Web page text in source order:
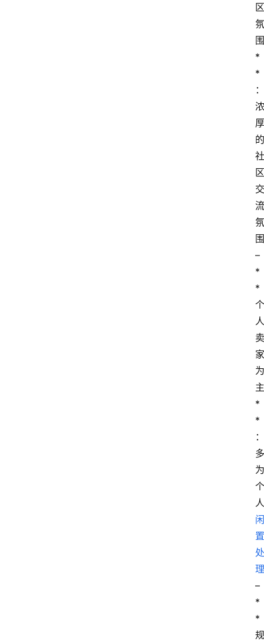
区
氛
围
*
*
：
浓
厚
的
社
区
交
流
氛
围
–
*
*
个
人
卖
家
为
主
*
*
：
多
为
个
人
闲
置
处
理
–
*
*
规